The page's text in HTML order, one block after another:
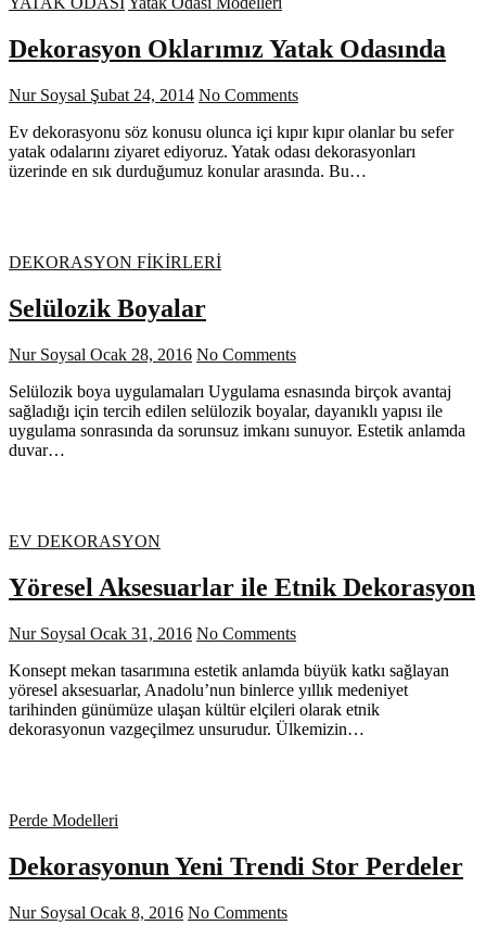
Dekorasyon Oklarımız Yatak Odasında
Nur Soysal Şubat 24, 2014 No Comments
Ev dekorasyonu söz konusu olunca içi kıpır kıpır olanlar bu sefer
yatak odalarını ziyaret ediyoruz. Yatak odası dekorasyonları
üzerinde en sık durduğumuz konular arasında. Bu…
DEKORASYON FİKİRLERİ
Selülozik Boyalar
Nur Soysal Ocak 28, 2016 No Comments
Selülozik boya uygulamaları Uygulama esnasında birçok avantaj
sağladığı için tercih edilen selülozik boyalar, dayanıklı yapısı ile
uygulama sonrasında da sorunsuz imkanı sunuyor. Estetik anlamda
duvar…
EV DEKORASYON
Yöresel Aksesuarlar ile Etnik Dekorasyon
Nur Soysal Ocak 31, 2016 No Comments
Konsept mekan tasarımına estetik anlamda büyük katkı sağlayan
yöresel aksesuarlar, Anadolu’nun binlerce yıllık medeniyet
tarihinden günümüze ulaşan kültür elçileri olarak etnik
dekorasyonun vazgeçilmez unsurudur. Ülkemizin…
Perde Modelleri
Dekorasyonun Yeni Trendi Stor Perdeler
Nur Soysal Ocak 8, 2016 No Comments